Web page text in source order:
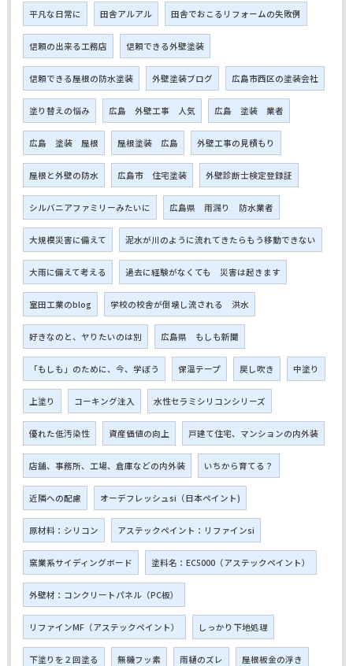
平凡な日常に 田舎アルアル 田舎でおこるリフォームの失敗例
信頼の出来る工務店 信頼できる外壁塗装
信頼できる屋根の防水塗装 外壁塗装ブログ 広島市西区の塗装会社
塗り替えの悩み 広島 外壁工事 人気 広島 塗装 業者
広島 塗装 屋根 屋根塗装 広島 外壁工事の見積もり
屋根と外壁の防水 広島市 住宅塗装 外壁診断士検定登録証
シルバニアファミリーみたいに 広島県 雨漏り 防水業者
大規模災害に備えて 泥水が川のように流れてきたらもう移動できない
大雨に備えて考える 過去に経験がなくても 災害は起きます
室田工業のblog 学校の校舎が倒壊し流される 洪水
好きなのと、ヤりたいのは別 広島県 もしも新聞
「もしも」のために、今、学ぼう 保温テープ 戻し吹き 中塗り
上塗り コーキング注入 水性セラミシリコンシリーズ
優れた低汚染性 資産価値の向上 戸建て住宅、マンションの内外装
店舗、事務所、工場、倉庫などの内外装 いちから育てる？
近隣への配慮 オーデフレッシュsi（日本ペイント)
原材料：シリコン アステックペイント：リファインsi
窯業系サイディングボード 塗料名：EC5000（アステックペイント）
外壁材：コンクリートパネル（PC板）
リファインMF（アステックペイント） しっかり下地処理
下塗りを２回塗る 無機フッ素 雨樋のズレ 屋根板金の浮き